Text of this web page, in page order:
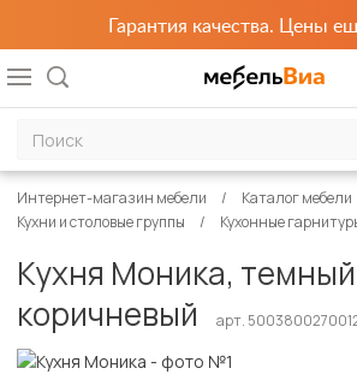
Гарантия качества. Цены
Интернет-магазин мебели
Каталог мебели
Кухни и столовые группы
Кухонные
Кухня Моника, темный
коричневый
арт.